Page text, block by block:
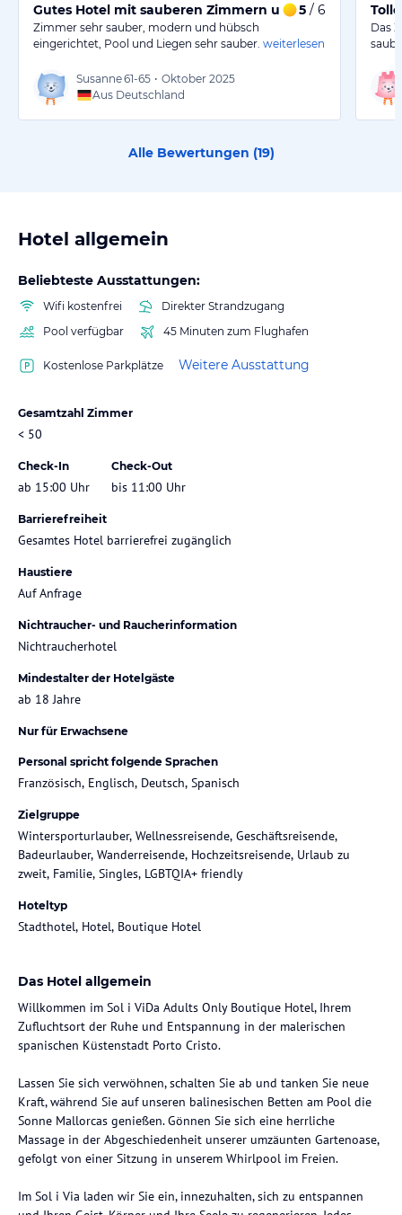
Gutes Hotel mit sauberen Zimmern und modernem
5 / 6
Zimmer sehr sauber, modern und hübsch
eingerichtet, Pool und Liegen sehr sauber. weiterlesen
Susanne61-65 • Oktober 2025
Aus Deutschland
Das
Alle Bewertungen (19)
Hotel allgemein
Beliebteste Ausstattungen:
Wifi kostenfrei
Direkter Strandzugang
Pool verfügbar
45 Minuten zum Flughafen
Kostenlose Parkplätze Weitere Ausstattung
Gesamtzahl Zimmer
< 50
Check-In
ab 15:00 Uhr
Check-Out
bis 11:00 Uhr
Barrierefreiheit
Gesamtes Hotel barrierefrei zugänglich
Haustiere
Auf Anfrage
Nichtraucher- und Raucherinformation
Nichtraucherhotel
Mindestalter der Hotelgäste
ab 18 Jahre
Nur für Erwachsene
Personal spricht folgende Sprachen
Französisch, Englisch, Deutsch, Spanisch
Zielgruppe
Wintersporturlauber, Wellnessreisende, Geschäftsreisende,
Badeurlauber, Wanderreisende, Hochzeitsreisende, Urlaub zu
zweit, Familie, Singles, LGBTQIA+ friendly
Hoteltyp
Stadthotel, Hotel, Boutique Hotel
Das Hotel allgemein
Willkommen im Sol i ViDa Adults Only Boutique Hotel, Ihrem
Zufluchtsort der Ruhe und Entspannung in der malerischen
spanischen Küstenstadt Porto Cristo.
Lassen Sie sich verwöhnen, schalten Sie ab und tanken Sie neue
Kraft, während Sie auf unseren balinesischen Betten am Pool die
Sonne Mallorcas genießen. Gönnen Sie sich eine herrliche
Massage in der Abgeschiedenheit unserer umzäunten Gartenoase,
gefolgt von einer Sitzung in unserem Whirlpool im Freien.
Im Sol i Via laden wir Sie ein, innezuhalten, sich zu entspannen